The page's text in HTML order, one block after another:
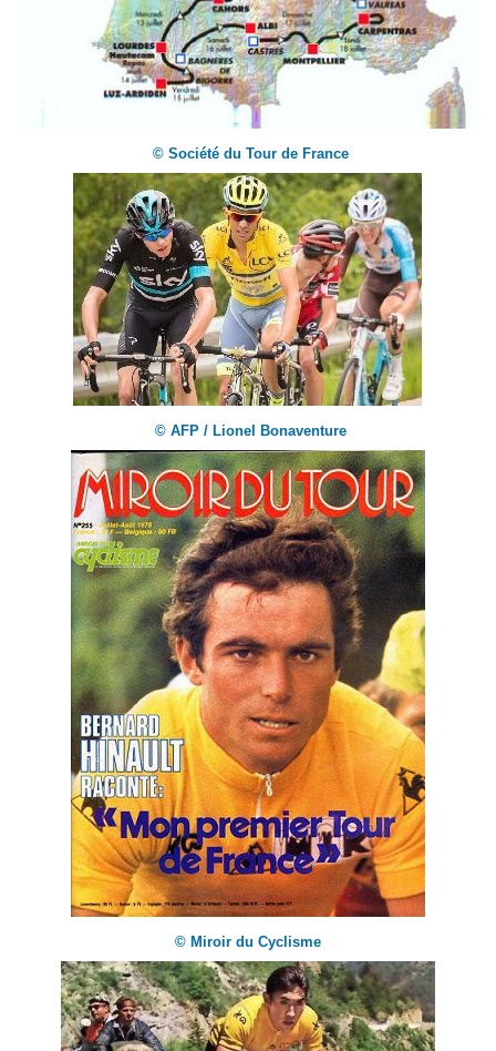
© Société du Tour de France
© AFP / Lionel Bonaventure
© Miroir du Cyclisme